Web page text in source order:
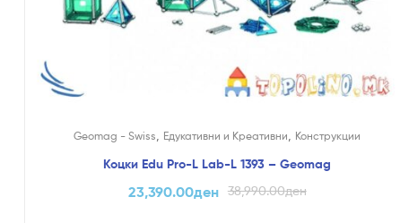
Geomag - Swiss Едукативни и Креативни Конструкции
Коцки Edu Pro-L Lab-L 1393 – Geomag
38,990.00ден
23,390.00ден